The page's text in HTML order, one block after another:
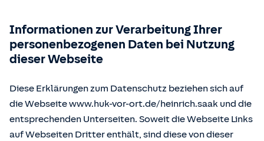
Informationen zur Verarbeitung Ihrer
personenbezogenen Daten bei Nutzung
dieser Webseite
Diese Erklärungen zum Datenschutz beziehen sich auf
die Webseite www.huk-vor-ort.de/heinrich.saak und die
entsprechenden Unterseiten. Soweit die Webseite Links
auf Webseiten Dritter enthält, sind diese von dieser